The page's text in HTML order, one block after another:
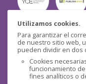
Utilizamos cookies.
Para garantizar el
de nuestro sitio web,
pueden dividir en dos
Cookies
funcionamiento
fines analíticos o